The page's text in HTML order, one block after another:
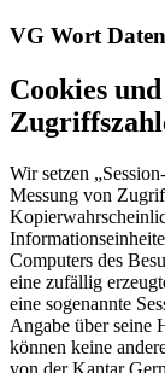
VG Wort
Cookies
Wir setzen
Messung von
Computers des
eine zufällig
eine sogenannte
Angabe über seine
können keine
von der Kantar